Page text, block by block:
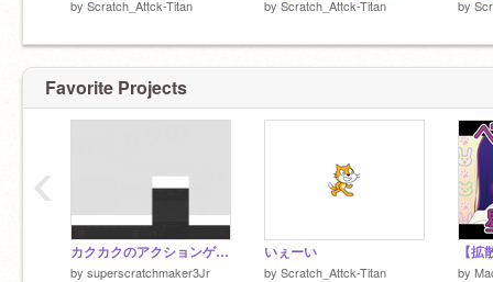
by Scratch_Attck-Titan by Scratch_Attck-Titan by
Favorite Projects
カクカクのアクションゲーム！【拡散希望】
by superscratchmaker3Jr
いぇーい
by Scratch_Attck-Titan by
‹